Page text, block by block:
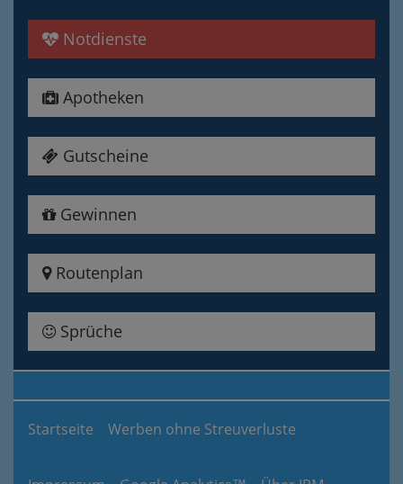
Notdienste
Apotheken
Gutscheine
Gewinnen
Routenplan
Sprüche
Startseite Werben ohne Streuverluste